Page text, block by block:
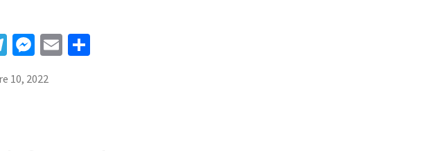
Telegram
Messenger
Email
10, 2022